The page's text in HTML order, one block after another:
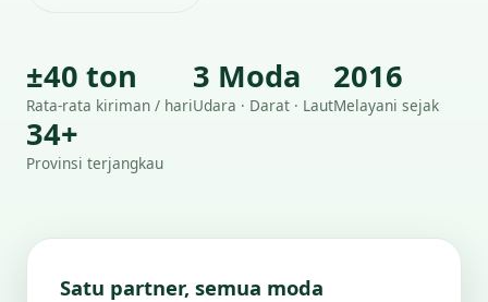
±40 ton
Rata-rata kiriman / hari
3 Moda
Udara · Darat · Laut
2016
Melayani sejak
34+
Provinsi terjangkau
Satu partner, semua moda